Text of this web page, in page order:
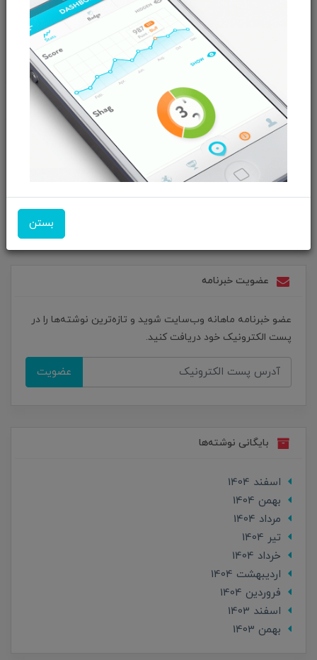
بستن
دعوت به همکاری
پیشنهادات ویژه
بگو تا بگردیم
برای جستجو در نوشته‌های وب‌سایت، کلمه‌ی کلیدی مورد نظر
خود را بنویسید و بر روی دکمه کلیک کنید.
جستجو
عضویت خبرنامه
عضو خبرنامه ماهانه وب‌سایت شوید و تازه‌ترین نوشته‌ها را در
پست الکترونیک خود دریافت کنید.
عضویت
بایگانی نوشته‌ها
اسفند 1404
بهمن 1404
مرداد 1404
تير 1404
خرداد 1404
ارديبهشت 1404
فروردین 1404
اسفند 1403
بهمن 1403